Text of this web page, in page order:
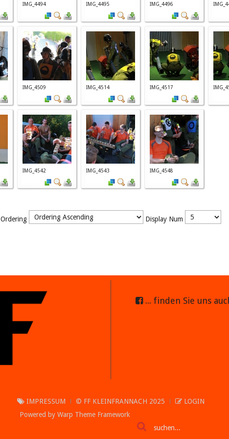
IMG_4494 IMG_4495 IMG_4496
IMG_4509 IMG_4514 IMG_4517
IMG_4542 IMG_4543 IMG_4548
Ordering Display Num
... finden Sie uns
IMPRESSUM © FF KLEINFRANNACH 2025
LOGIN
Powered by Warp Theme Framework